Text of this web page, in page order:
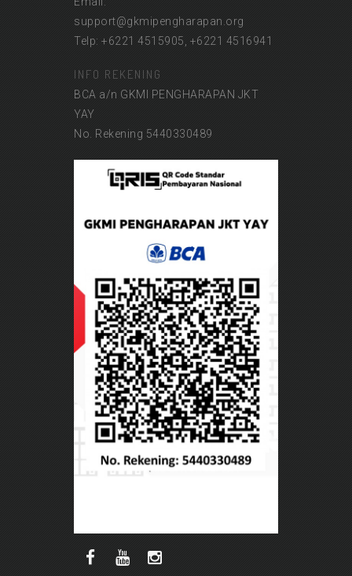
support@gkmipengharapan.org
Telp: +6221 4515905, +6221 4516941
INFO REKENING
BCA a/n GKMI PENGHARAPAN JKT
YAY
No. Rekening 5440330489